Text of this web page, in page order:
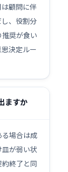
顧問に伴
、役割分
奨が食い
決定ルー
ますか
場合は成
が弱い状
終了と同